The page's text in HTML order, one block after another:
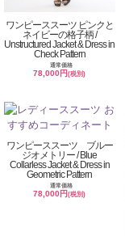
ワンピーススーツ ピンクと
ネイビーの格子柄 /
Unstructured Jacket & Dress in
Check Pattern
通常価格
78,000円(税別)
ワンピーススーツ ブルー
ジオメトリー / Blue
Collarless Jacket & Dress in
Geometric Pattern
通常価格
78,000円(税別)